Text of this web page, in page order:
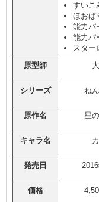
すいこ
ほおば
能力パ
能力パ
スター
原型師
シリーズ ね
原作名 星
キャラ名
発売日
価格